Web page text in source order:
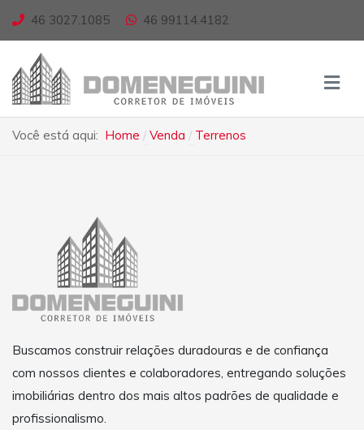
46 3027.1085 46 99114.4182
Você está aqui: Home Venda Terrenos
Buscamos construir relações duradouras e de confiança
com nossos clientes e colaboradores, entregando soluções
imobiliárias dentro dos mais altos padrões de qualidade e
profissionalismo.